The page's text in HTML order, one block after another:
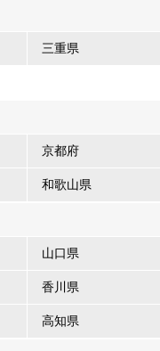
三重県
京都府
和歌山県
山口県
香川県
高知県